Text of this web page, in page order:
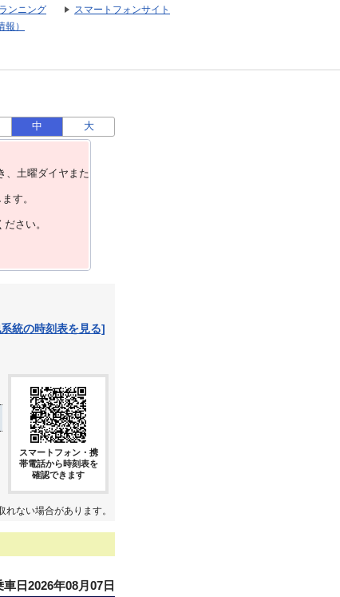
ンニング
スマートフォンサイト
）
中 大
、⼟曜ダイヤまた
す。
さい。
統の時刻表を見る]
スマートフォン・携
帯電話から時刻表を
確認できます
ない場合があります。
車日2026年08月07日